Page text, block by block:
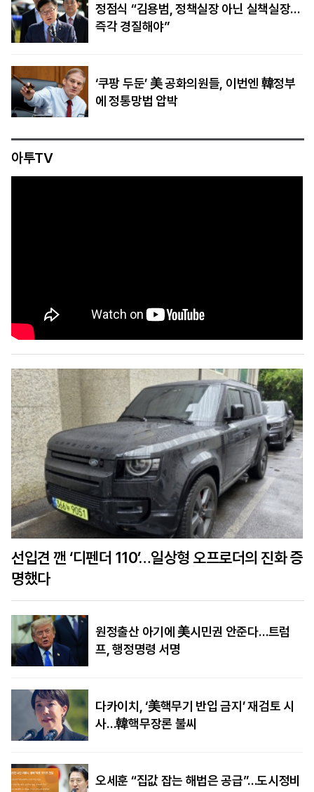
정점식 “김용범, 정책실장 아닌 실책실장…
즉각 경질해야”
‘쿠팡 두둔’ 美 공화의원들, 이번엔 韓정부
에 정통망법 압박
아투TV
선입견 깬 ‘디펜더 110’…일상형 오프로더의 진화 증
명했다
원정출산 아기에 美시민권 안준다…트럼
프, 행정명령 서명
다카이치, ‘美핵무기 반입 금지’ 재검토 시
사…韓핵무장론 불씨
오세훈 “집값 잡는 해법은 공급”…도시정비